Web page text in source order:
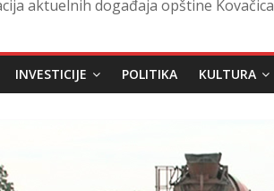
aktuelnih događaja opštine Kovačica
INVESTICIJE POLITIKA KULTURA